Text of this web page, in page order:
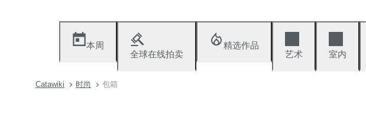
本周
全球在线拍卖
精选作品
艺术
室内
Catawiki 时尚 包箱